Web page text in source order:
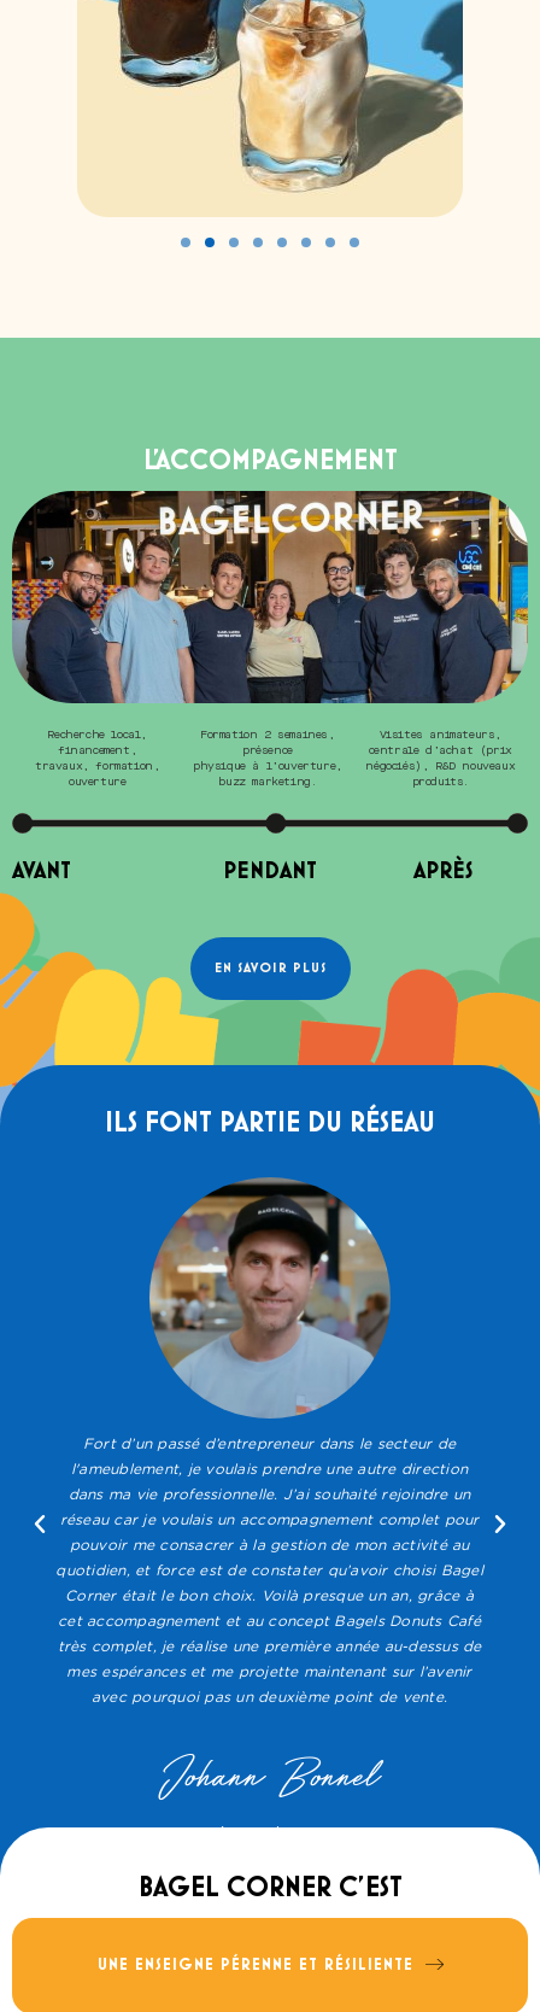
L'ACCOMPAGNEMENT
Recherche local,
financement,
travaux, formation,
ouverture
Formation 2 semaines,
présence
physique à l’ouverture,
buzz marketing.
Visites animateurs,
centrale d’achat (prix
négociés), R&D nouveaux
produits.
AVANT PENDANT APRÈS
EN SAVOIR PLUS
ILS FONT PARTIE DU RÉSEAU
Fort d’un passé d’entrepreneur dans le secteur de
l'ameublement, je voulais prendre une autre direction
dans ma vie professionnelle. J’ai souhaité rejoindre un
réseau car je voulais un accompagnement complet pour
pouvoir me consacrer à la gestion de mon activité au
quotidien, et force est de constater qu’avoir choisi Bagel
Corner était le bon choix. Voilà presque un an, grâce à
cet accompagnement et au concept Bagels Donuts Café
très complet, je réalise une première année au-dessus de
mes espérances et me projette maintenant sur l’avenir
avec pourquoi pas un deuxième point de vente.
Johann Bonnel
BAGEL CORNER C'EST
UNE ENSEIGNE PÉRENNE ET RÉSILIENTE
Nous capitalisons sur 15 ans d'historique et une stabilité prouvée face aux
fluctuations du marché (+30 implantations).